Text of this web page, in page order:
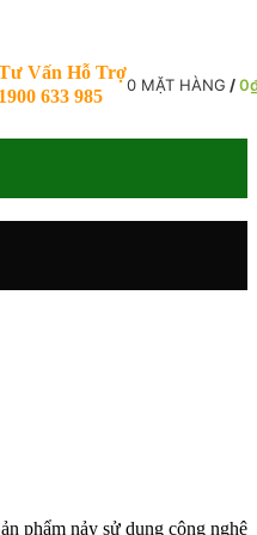
Vấn Hỗ Trợ
1900 633 985
0 MẶT HÀNG /0
phẩm nảy sử dụng công nghệ